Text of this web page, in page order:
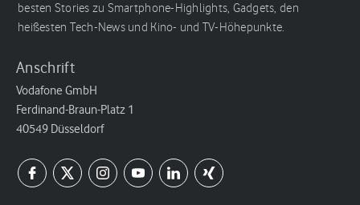
besten Stories zu Smartphone-Highlights, Gadgets, den
heißesten Tech-News und Kino- und TV-Höhepunkte.
Anschrift
Vodafone GmbH
Ferdinand-Braun-Platz 1
40549 Düsseldorf